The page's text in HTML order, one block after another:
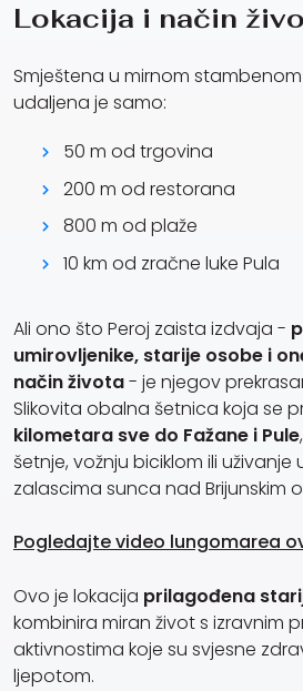
Lokacija i način
Smještena u mirnom stambenom
udaljena je samo:
50 m od trgovina
200 m od restorana
800 m od plaže
10 km od zračne luke Pula
Ali ono što Peroj zaista izdvaja -
umirovljenike, starije osobe i
način života- je njegov
Slikovita obalna šetnica koja se
kilometara sve do Fažane i Pule
šetnje, vožnju biciklom ili uživanje
zalascima sunca nad Brijunskim
Pogledajte video lungomarea
Ovo je lokacija prilagođena
kombinira miran život s izravnim
aktivnostima koje su svjesne
ljepotom.